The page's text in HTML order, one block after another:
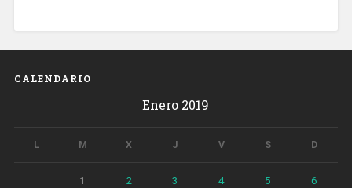
CALENDARIO
Enero 2019
L M X J V S D
1 2 3 4 5 6